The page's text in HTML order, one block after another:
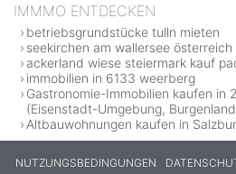
IMMMO ENTDECKEN
betriebsgrundstücke tulln mieten
seekirchen am wallersee österreich
ackerland wiese steiermark kauf
immobilien in 6133 weerberg
Gastronomie-Immobilien kaufen in
(Eisenstadt-Umgebung,
Altbauwohnungen kaufen in
NUTZUNGSBEDINGUNGEN